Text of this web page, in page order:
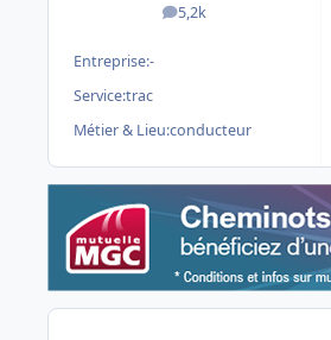
5,2k
messages
Entreprise:-
Service:trac
Métier & Lieu:conducteur